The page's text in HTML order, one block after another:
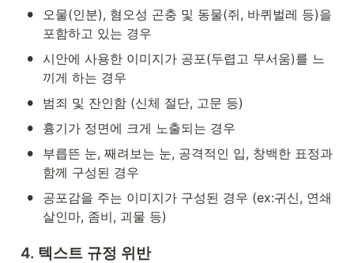
•
오물(인분), 혐오성 곤충 및 동물(쥐, 바퀴벌레 등)을
포함하고 있는 경우
• 시안에 사용한 이미지가 공포(두렵고 무서움)를 느
끼게 하는 경우
• 범죄 및 잔인함 (신체 절단, 고문 등)
• 흉기가 정면에 크게 노출되는 경우
•
부릅뜬 눈, 째려보는 눈, 공격적인 입, 창백한 표정과
함께 구성된 경우
•
공포감을 주는 이미지가 구성된 경우 (ex:귀신, 연쇄
살인마, 좀비, 괴물 등)
4. 텍스트 규정 위반